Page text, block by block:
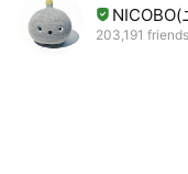
NICOBO(
203,191 friends